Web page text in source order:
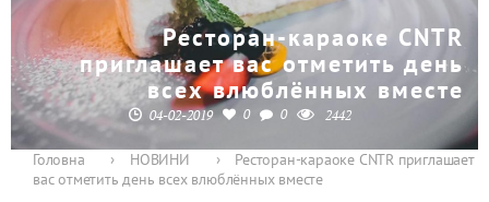
Ресторан-караоке CNTR
приглашает вас отметить день
всех влюблённых вместе
04-02-2019 0 0 2442
Головна › НОВИНИ ›
Ресторан-караоке CNTR приглашает
вас отметить день всех влюблённых вместе